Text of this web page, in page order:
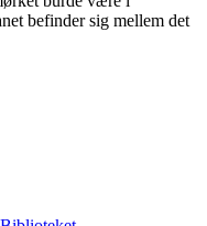
befinder sig mellem det